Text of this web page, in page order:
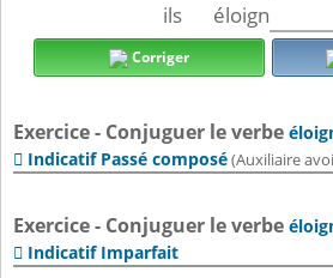
ils
éloign
Corriger
Exercice - Conjuguer le verbe
 Indicatif Passé composé(Auxiliaire
Exercice - Conjuguer le verbe
 Indicatif Imparfait